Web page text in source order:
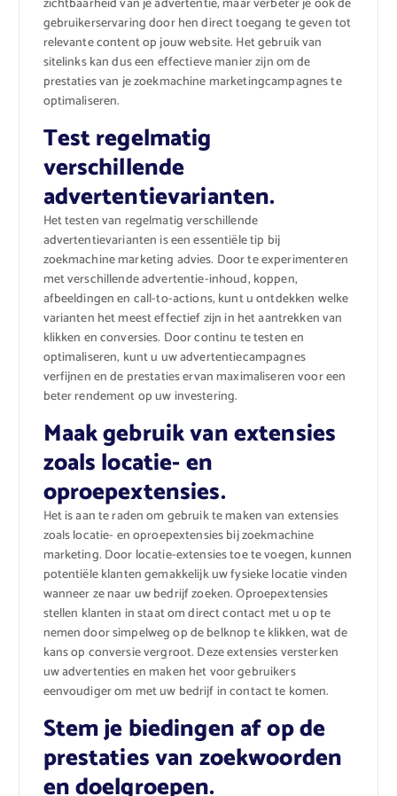
gebruikerservaring door hen direct toegang te geven tot
relevante content op jouw website. Het gebruik van
sitelinks kan dus een effectieve manier zijn om de
prestaties van je zoekmachine marketingcampagnes te
optimaliseren.
Test regelmatig
verschillende
advertentievarianten.
Het testen van regelmatig verschillende
advertentievarianten is een essentiële tip bij
zoekmachine marketing advies. Door te experimenteren
met verschillende advertentie-inhoud, koppen,
afbeeldingen en call-to-actions, kunt u ontdekken welke
varianten het meest effectief zijn in het aantrekken van
klikken en conversies. Door continu te testen en
optimaliseren, kunt u uw advertentiecampagnes
verfijnen en de prestaties ervan maximaliseren voor een
beter rendement op uw investering.
Maak gebruik van extensies
zoals locatie- en
oproepextensies.
Het is aan te raden om gebruik te maken van extensies
zoals locatie- en oproepextensies bij zoekmachine
marketing. Door locatie-extensies toe te voegen, kunnen
potentiële klanten gemakkelijk uw fysieke locatie vinden
wanneer ze naar uw bedrijf zoeken. Oproepextensies
stellen klanten in staat om direct contact met u op te
nemen door simpelweg op de belknop te klikken, wat de
kans op conversie vergroot. Deze extensies versterken
uw advertenties en maken het voor gebruikers
eenvoudiger om met uw bedrijf in contact te komen.
Stem je biedingen af op de
prestaties van zoekwoorden
en doelgroepen.